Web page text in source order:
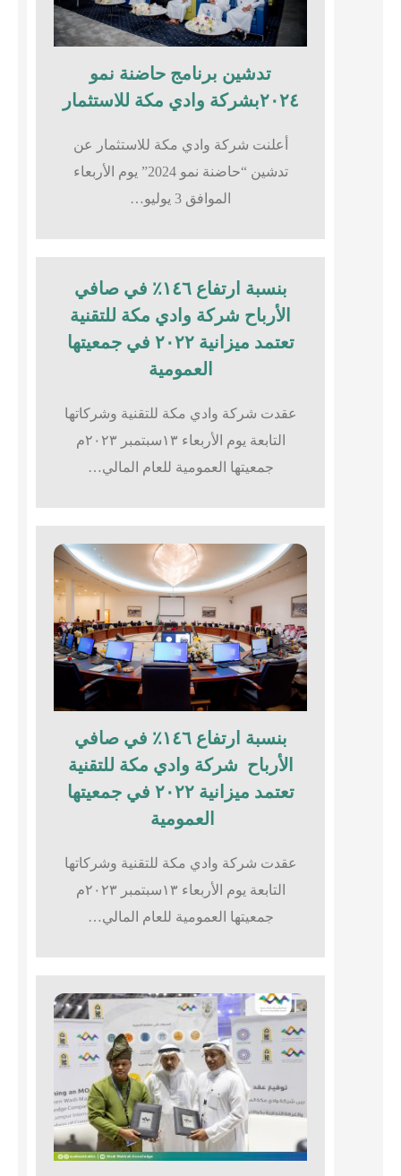
تدشين برنامج حاضنة نمو
٢٠٢٤بشركة وادي مكة للاستثمار
أعلنت شركة وادي مكة للاستثمار عن
تدشين “حاضنة نمو 2024” يوم الأربعاء
الموافق 3 يوليو…
بنسبة ارتفاع ١٤٦٪؜ في صافي
الأرباح شركة وادي مكة للتقنية
تعتمد ميزانية ٢٠٢٢ في جمعيتها
العمومية
عقدت شركة وادي مكة للتقنية وشركاتها
التابعة يوم الأربعاء ١٣سبتمبر ٢٠٢٣م
جمعيتها العمومية للعام المالي…
بنسبة ارتفاع ١٤٦٪؜ في صافي
الأرباح شركة وادي مكة للتقنية
تعتمد ميزانية ٢٠٢٢ في جمعيتها
العمومية
عقدت شركة وادي مكة للتقنية وشركاتها
التابعة يوم الأربعاء ١٣سبتمبر ٢٠٢٣م
جمعيتها العمومية للعام المالي…